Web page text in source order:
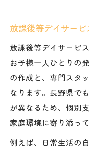
放課後等デイサー
放課後等デイサービ
お子様一人ひとりの
の作成と、専門スタ
なります。長野県で
が異なるため、個別
家庭環境に寄り添っ
例えば、日常生活の